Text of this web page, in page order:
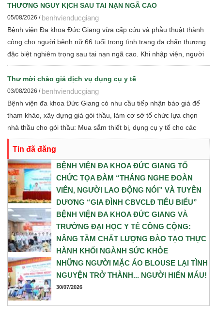
Gây mê Hồi sức đã phối hợp chặt chẽ, xây dựng phương án phẫu
thuật tối ưu nhằm đảm bảo an toàn cao nhất cho cả mẹ và bé.
THƯƠNG NGUY KỊCH SAU TAI NẠN NGÃ CAO
05/08/2026 / benhvienducgiang
Bệnh viện Đa khoa Đức Giang vừa cấp cứu và phẫu thuật thành
công cho người bệnh nữ 66 tuổi trong tình trạng đa chấn thương
đặc biệt nghiêm trọng sau tai nạn ngã cao. Khi nhập viện, người
bệnh rơi vào sốc giảm thể tích do mất máu với hàng loạt tổn
thương nặng
Thư mời chào giá dịch vụ dụng cụ y tế
03/08/2026 / benhvienducgiang
Bệnh viện đa khoa Đức Giang có nhu cầu tiếp nhận báo giá để
tham khảo, xây dựng giá gói thầu, làm cơ sở tổ chức lựa chọn
nhà thầu cho gói thầu: Mua sắm thiết bị, dụng cụ y tế cho các
khoa phòng năm 2026
Tin đã đăng
BỆNH VIỆN ĐA KHOA ĐỨC GIANG TỔ
CHỨC TỌA ĐÀM “THÁNG NGHE ĐOÀN
VIÊN, NGƯỜI LAO ĐỘNG NÓI” VÀ TUYÊN
DƯƠNG “GIA ĐÌNH CBVCLĐ TIÊU BIỂU”
NĂM 2026
31/07/2026
BỆNH VIỆN ĐA KHOA ĐỨC GIANG VÀ
TRƯỜNG ĐẠI HỌC Y TẾ CÔNG CỘNG:
NÂNG TẦM CHẤT LƯỢNG ĐÀO TẠO THỰC
HÀNH KHỐI NGÀNH SỨC KHỎE
30/07/2026
NHỮNG NGƯỜI MẶC ÁO BLOUSE LẠI TÌNH
NGUYỆN TRỞ THÀNH... NGƯỜI HIẾN MÁU!
30/07/2026